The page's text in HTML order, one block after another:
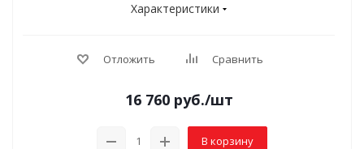
Характеристики
Отложить Сравнить
16 760руб./шт
В корзину